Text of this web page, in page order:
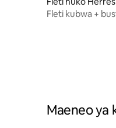
Fleti kubwa +
Maeneo ya